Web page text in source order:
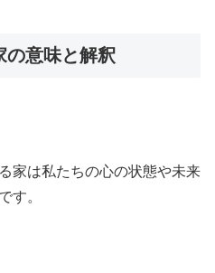
の意味と解釈
家は私たちの心の状態や未来
す。